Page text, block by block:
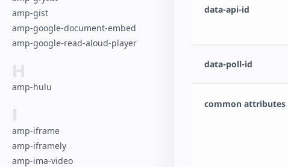
amp-gist
amp-google-document-embed
amp-google-read-aloud-player
H
amp-hulu
I
amp-iframe
amp-iframely
amp-ima-video
data-api-id
data-poll-id
common attributes